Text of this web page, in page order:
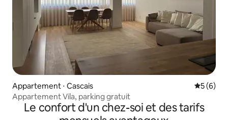
Appartement ⋅ Cascais
5 (6)
Appartement Vila, parking gratuit
Le confort d'un chez-soi et des tarifs